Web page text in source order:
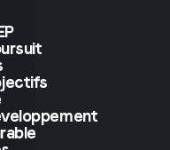
But
if